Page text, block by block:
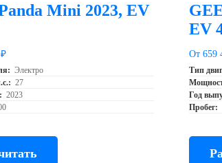
Mini 2023, EV
Электро
27
2023
EV
От 659
Тип
Год
Пробег: